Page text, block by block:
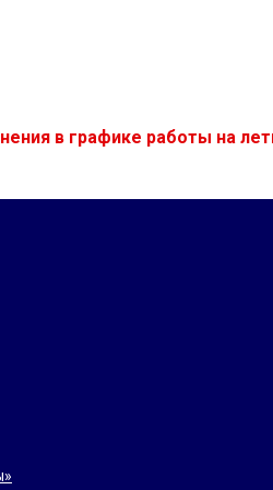
в графике работы на